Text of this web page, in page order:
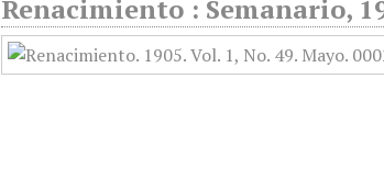
Renacimiento : Semanario,